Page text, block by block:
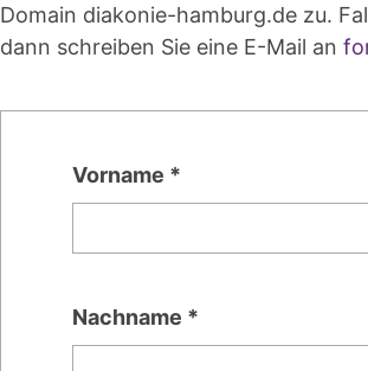
Domain diakonie-hamburg.de zu.
dann schreiben Sie eine E-Mail an
Vorname *
Nachname *